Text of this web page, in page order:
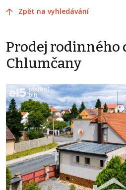
Zpět na vyhledávání
Prodej rodinného
Chlumčany